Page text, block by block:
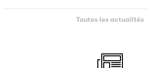
Toutes les actualités